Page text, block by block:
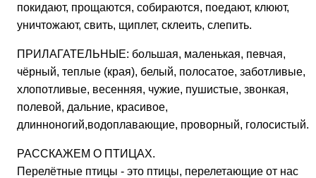
покидают, прощаются, собираются, поедают, клюют,
уничтожают, свить, щиплет, склеить, слепить.
ПРИЛАГАТЕЛЬНЫЕ: большая, маленькая, певчая,
чёрный, теплые (края), белый, полосатое, заботливые,
хлопотливые, весенняя, чужие, пушистые, звонкая,
полевой, дальние, красивое,
длинноногий,водоплавающие, проворный, голосистый.
РАССКАЖЕМ О ПТИЦАХ.
Перелётные птицы - это птицы, перелетающие от нас